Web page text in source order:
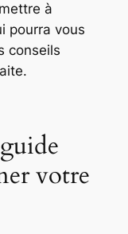
à
pourra vous
conseils
votre